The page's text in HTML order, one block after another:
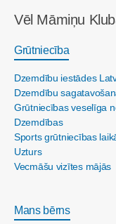
Vēl Māmiņu
Grūtniecība
Dzemdību iestādes
Dzemdību
Grūtniecības veselīga
Dzemdības
Sports grūtniecības
Uzturs
Vecmāšu vizītes mājās
Mans bērns